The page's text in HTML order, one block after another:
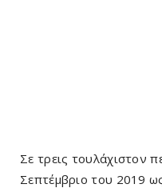
Σε τρεις τουλάχιστον
Σεπτέμβριο του 2019